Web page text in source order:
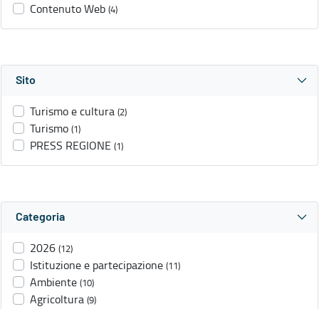
Contenuto Web (4)
Sito
Turismo e cultura (2)
Turismo (1)
PRESS REGIONE (1)
Categoria
2026 (12)
Istituzione e partecipazione (11)
Ambiente (10)
Agricoltura (9)